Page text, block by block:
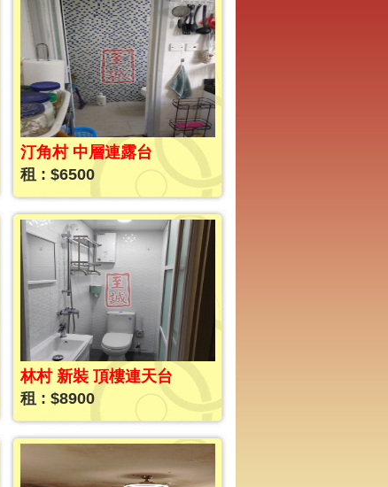
汀角村 中層連露台
租 : $6500
林村 新裝 頂樓連天台
租 : $8900